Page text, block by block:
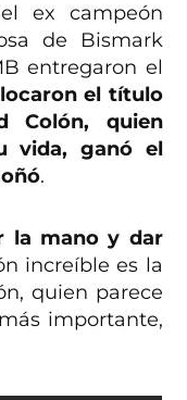
ex campeón
de Bismark
entregaron el
el título
Colón, quien
vida, ganó el
.
la mano y dar
increíble es la
quien parece
importante,